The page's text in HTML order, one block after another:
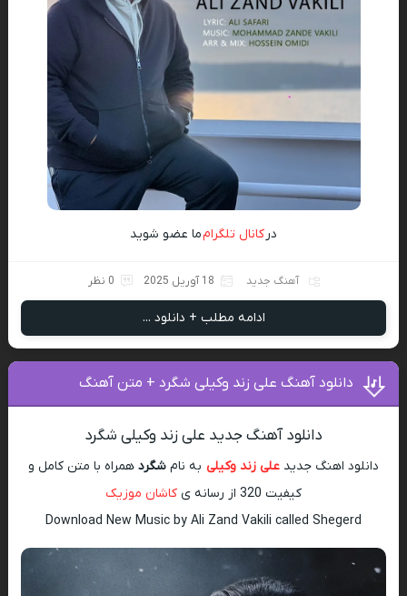
درکانال تلگرامما عضو شوید
آهنگ جدید 18 آوریل 2025 0 نظر
ادامه مطلب + دانلود ...
دانلود آهنگ علی زند وکیلی شگرد + متن آهنگ
دانلود آهنگ جدید علی زند وکیلی شگرد
دانلود اهنگ جدید علی زند وکیلی به نام شگرد همراه با متن کامل و
کیفیت 320 از رسانه ی
کاشان موزیک
Download New Music by Ali Zand Vakili called Shegerd